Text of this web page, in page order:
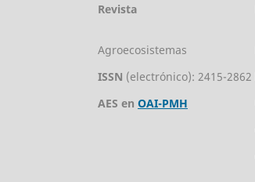
Revista
Agroecosistemas
ISSN (electrónico): 2415-2862
AES en OAI-PMH